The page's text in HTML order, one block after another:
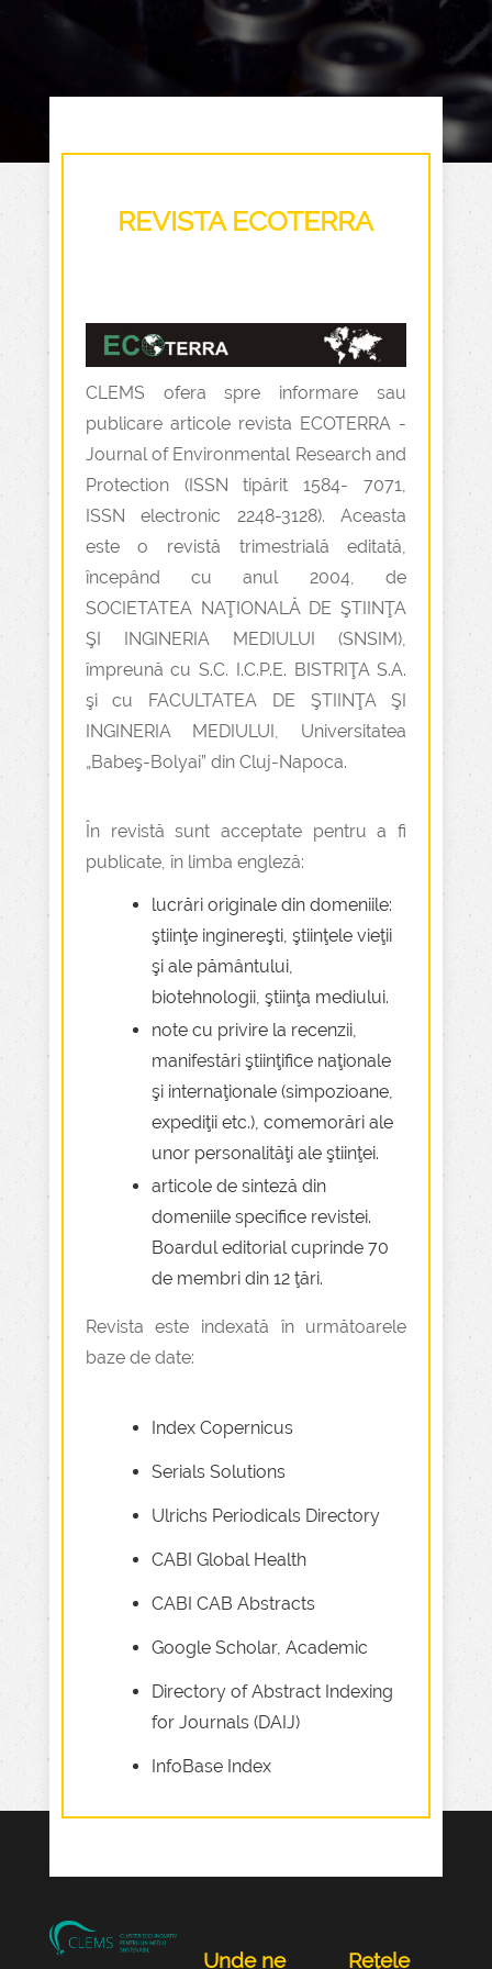
REVISTA ECOTERRA
CLEMS ofera spre informare sau
publicare articole revista ECOTERRA -
Journal of Environmental Research and
Protection (ISSN tipărit 1584- 7071,
ISSN electronic 2248-3128). Aceasta
este o revistă trimestrială editată,
începând cu anul 2004, de
SOCIETATEA NAŢIONALĂ DE ŞTIINŢA
ŞI INGINERIA MEDIULUI (SNSIM),
împreună cu S.C. I.C.P.E. BISTRIŢA S.A.
şi cu FACULTATEA DE ŞTIINŢA ŞI
INGINERIA MEDIULUI, Universitatea
„Babeş-Bolyai” din Cluj-Napoca.
În revistă sunt acceptate pentru a fi
publicate, în limba engleză:
lucrări originale din domeniile:
ştiinţe inginereşti, ştiinţele vieţii
şi ale pământului,
biotehnologii, ştiinţa mediului.
note cu privire la recenzii,
manifestări ştiinţifice naţionale
şi internaţionale (simpozioane,
expediţii etc.), comemorări ale
unor personalităţi ale ştiinţei.
articole de sinteză din
domeniile specifice revistei.
Boardul editorial cuprinde 70
de membri din 12 ţări.
Revista este indexată în următoarele
baze de date:
Index Copernicus
Serials Solutions
Ulrichs Periodicals Directory
CABI Global Health
CABI CAB Abstracts
Google Scholar, Academic
Directory of Abstract Indexing
for Journals (DAIJ)
InfoBase Index
Unde ne Rețele